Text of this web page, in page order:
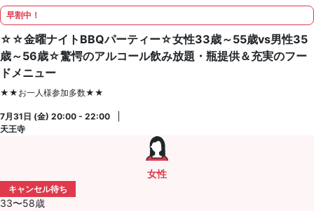
早割中！
☆☆金曜ナイトBBQパーティー☆女性33歳～55歳vs男性35
歳～56歳☆驚愕のアルコール飲み放題・瓶提供＆充実のフー
ドメニュー
★★お一人様参加多数★★
7月31日 (金) 20:00 - 22:00
天王寺
女性
キャンセル待ち
33〜58歳